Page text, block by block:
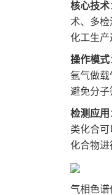
核心技术
术、多检
化工生
操作模式
氩气做载
避免分子
检测应用
类化合
化合物
气相色